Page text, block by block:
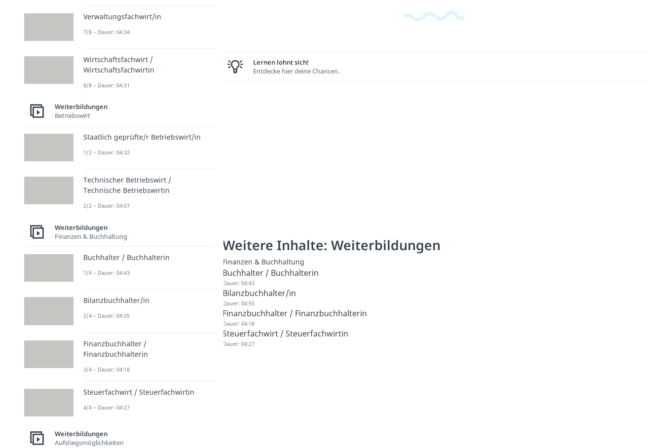
Lernen lohnt sich!
Entdecke hier deine Chancen.
Weitere Inhalte: Weiterbildungen
Finanzen & Buchhaltung
Buchhalter / Buchhalterin
Dauer: 04:43
Bilanzbuchhalter/in
Dauer: 04:55
Finanzbuchhalter / Finanzbuchhalterin
Dauer: 04:18
Steuerfachwirt / Steuerfachwirtin
Dauer: 04:27
Verwaltungsfachwirt/in
7/8 – Dauer: 04:34
Wirtschaftsfachwirt /
Wirtschaftsfachwirtin
8/8 – Dauer: 04:31
Weiterbildungen
Betriebswirt
Staatlich geprüfte/r Betriebswirt/in
1/2 – Dauer: 04:32
Technischer Betriebswirt /
Technische Betriebswirtin
2/2 – Dauer: 04:07
Weiterbildungen
Finanzen & Buchhaltung
Buchhalter / Buchhalterin
1/4 – Dauer: 04:43
Bilanzbuchhalter/in
2/4 – Dauer: 04:55
Finanzbuchhalter /
Finanzbuchhalterin
3/4 – Dauer: 04:18
Steuerfachwirt / Steuerfachwirtin
4/4 – Dauer: 04:27
Weiterbildungen
Aufstiegsmöglichkeiten